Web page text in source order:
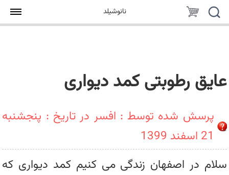
نانوشیلد
عایق رطوبتی کمد دیواری
پرسش شده توسط : افسر در تاریخ : پنجشنبه
21 اسفند 1399
سلام در اصفهان زندگی می کنیم کمد دیواری که
جستجو
سبد